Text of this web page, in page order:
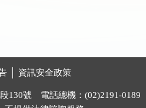
資訊安全政策
130號 電話總機：(02)2191-0189